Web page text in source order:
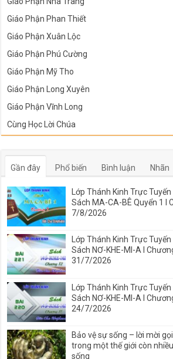
Giáo Phận Phan Thiết
Giáo Phận Xuân Lộc
Giáo Phận Phú Cường
Giáo Phận Mỹ Tho
Giáo Phận Long Xuyên
Giáo Phận Vĩnh Long
Cùng Học Lời Chúa
Gần đây Phổ biến Bình luận Nhãn
Lớp Thánh Kinh Trực
Sách MA-CA-BÊ Quyển 1 I
7/8/2026
Lớp Thánh Kinh Trực Tuyến
Sách NƠ-KHE-MI-A I
31/7/2026
Lớp Thánh Kinh Trực
Sách NƠ-KHE-MI-A I
24/7/2026
Bảo vệ sự sống – lời mời
trong một thế giới còn
sống